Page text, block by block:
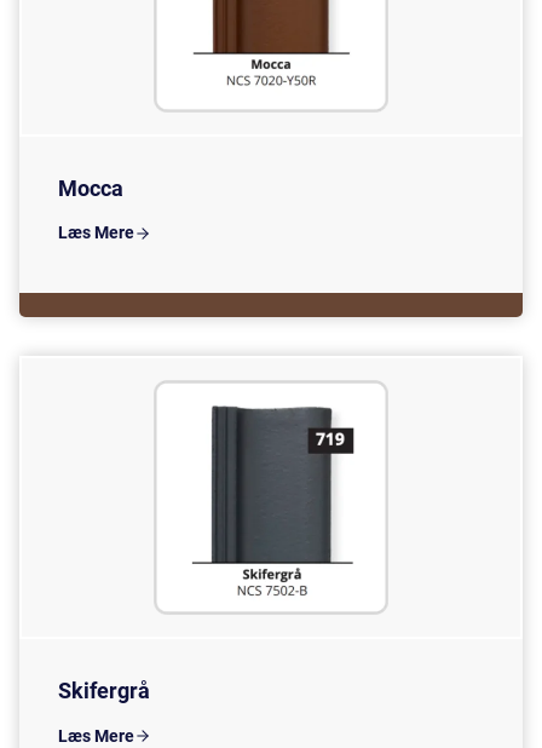
Mocca
Læs Mere
Skifergrå
Læs Mere